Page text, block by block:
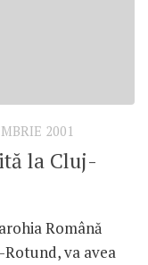
2001
la Cluj-
Română
va avea